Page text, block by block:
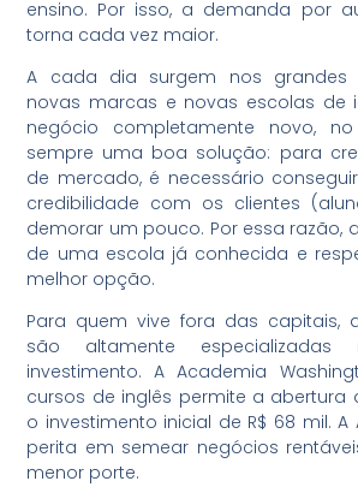
ensino. Por isso, a demanda por
torna cada vez maior.
A cada dia surgem nos grandes
novas marcas e novas escolas de
negócio completamente novo,
sempre uma boa solução: para
de mercado, é necessário
credibilidade com os clientes
demorar um pouco. Por essa razão,
de uma escola já conhecida e
melhor opção.
Para quem vive fora das capitais,
são altamente
investimento. A Academia
cursos de inglês permite a abertura
o investimento inicial de R$ 68 mil. A
perita em semear negócios
menor porte.